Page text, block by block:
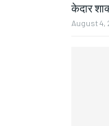
केदार
August 4,